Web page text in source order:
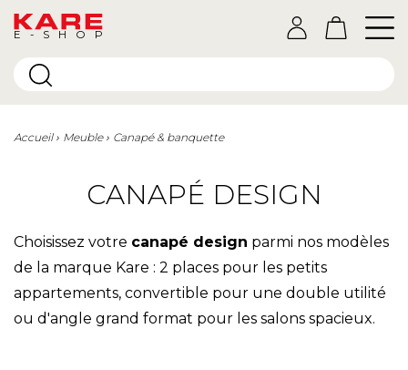
E-SHOP
Accueil Meuble Canapé & banquette
CANAPÉ DESIGN
Choisissez votre canapé design parmi nos modèles
de la marque Kare : 2 places pour les petits
appartements, convertible pour une double utilité
ou d'angle grand format pour les salons spacieux.